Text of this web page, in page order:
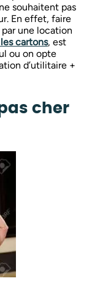
souhaitent pas
En effet, faire
une location
cartons, est
ou on opte
d’utilitaire +
cher